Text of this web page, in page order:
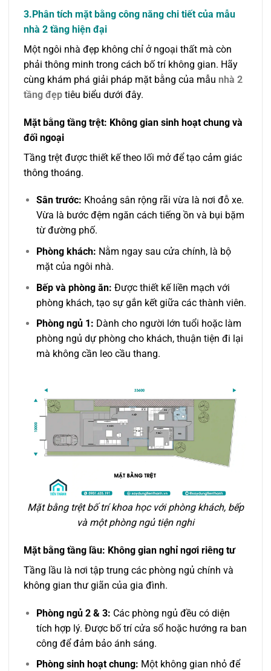
3.Phân tích mặt bằng công năng chi tiết của mẫu
nhà 2 tầng hiện đại
Một ngôi nhà đẹp không chỉ ở ngoại thất mà còn
phải thông minh trong cách bố trí không gian. Hãy
cùng khám phá giải pháp mặt bằng của mẫu nhà 2
tầng đẹp tiêu biểu dưới đây.
Mặt bằng tầng trệt: Không gian sinh hoạt chung và
đối ngoại
Tầng trệt được thiết kế theo lối mở để tạo cảm giác
thông thoáng.
Sân trước: Khoảng sân rộng rãi vừa là nơi đỗ xe.
Vừa là bước đệm ngăn cách tiếng ồn và bụi bặm
từ đường phố.
Phòng khách: Nằm ngay sau cửa chính, là bộ
mặt của ngôi nhà.
Bếp và phòng ăn: Được thiết kế liền mạch với
phòng khách, tạo sự gắn kết giữa các thành viên.
Phòng ngủ 1: Dành cho người lớn tuổi hoặc làm
phòng ngủ dự phòng cho khách, thuận tiện đi lại
mà không cần leo cầu thang.
Mặt bằng trệt bố trí khoa học với phòng khách, bếp
và một phòng ngủ tiện nghi
Mặt bằng tầng lầu: Không gian nghỉ ngơi riêng tư
Tầng lầu là nơi tập trung các phòng ngủ chính và
không gian thư giãn của gia đình.
Phòng ngủ 2 & 3: Các phòng ngủ đều có diện
tích hợp lý. Được bố trí cửa sổ hoặc hướng ra ban
công để đảm bảo ánh sáng.
Phòng sinh hoạt chung: Một không gian nhỏ để